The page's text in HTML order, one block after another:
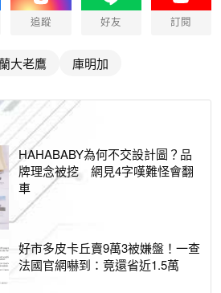
追蹤 好友 訂閱
大老鷹 庫明加
HAHABABY為何不交設計圖？品
牌理念被挖 網見4字嘆難怪會翻
車
好市多皮卡丘賣9萬3被嫌盤！一查
法國官網嚇到：竟還省近1.5萬